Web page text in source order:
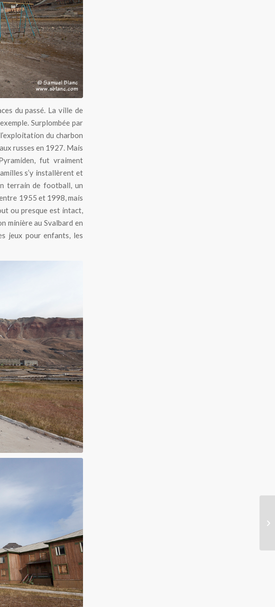
du passé. La ville de
Surplombée par
du charbon
russes en 1927. Mais
fut vraiment
s’y installèrent et
terrain de football, un
1955 et 1998, mais
ou presque est intact,
minière au Svalbard en
jeux pour enfants, les